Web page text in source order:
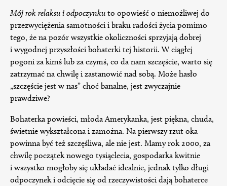
Mój rok relaksu i odpoczynku to opowieść o niemożliwej do
przezwyciężenia samotności i braku radości życia pomimo
tego, że na pozór wszystkie okoliczności sprzyjają dobrej
i wygodnej przyszłości bohaterki tej historii. W ciągłej
pogoni za kimś lub za czymś, co da nam szczęście, warto się
zatrzymać na chwilę i zastanowić nad sobą. Może hasło
„szczęście jest w nas” choć banalne, jest zwyczajnie
prawdziwe?
Bohaterka powieści, młoda Amerykanka, jest piękna, chuda,
świetnie wykształcona i zamożna. Na pierwszy rzut oka
powinna być też szczęśliwa, ale nie jest. Mamy rok 2000, za
chwilę początek nowego tysiąclecia, gospodarka kwitnie
i wszystko mogłoby się układać idealnie, jednak tylko długi
odpoczynek i odcięcie się od rzeczywistości dają bohaterce